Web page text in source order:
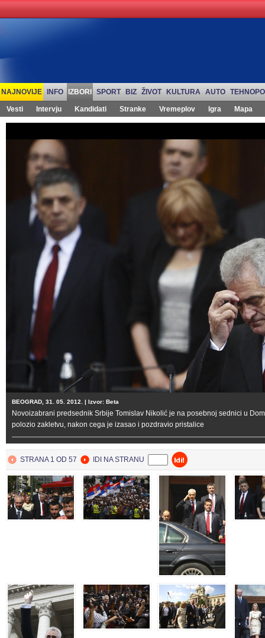
NAJNOVIJE INFO IZBORI SPORT BIZ ŽIVOT KULTURA AUTO
Vesti Intervju Kandidati Stranke Vremeplov Igra Mapa
BEOGRAD, 31. 05. 2012. | Izvor: Beta
Novoizabrani predsednik Srbije Tomislav Nikolić je na posebnoj sednici u
polozio zakletvu, nakon cega je izasao i pozdravio pristalice
STRANA 1 OD 57 IDI NA STRANU
BEOGRAD
31. May 2012.